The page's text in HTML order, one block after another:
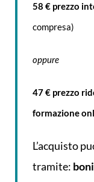
58 € prezzo
compresa)
oppure
47 € prezzo
formazione
L’acquisto
tramite: